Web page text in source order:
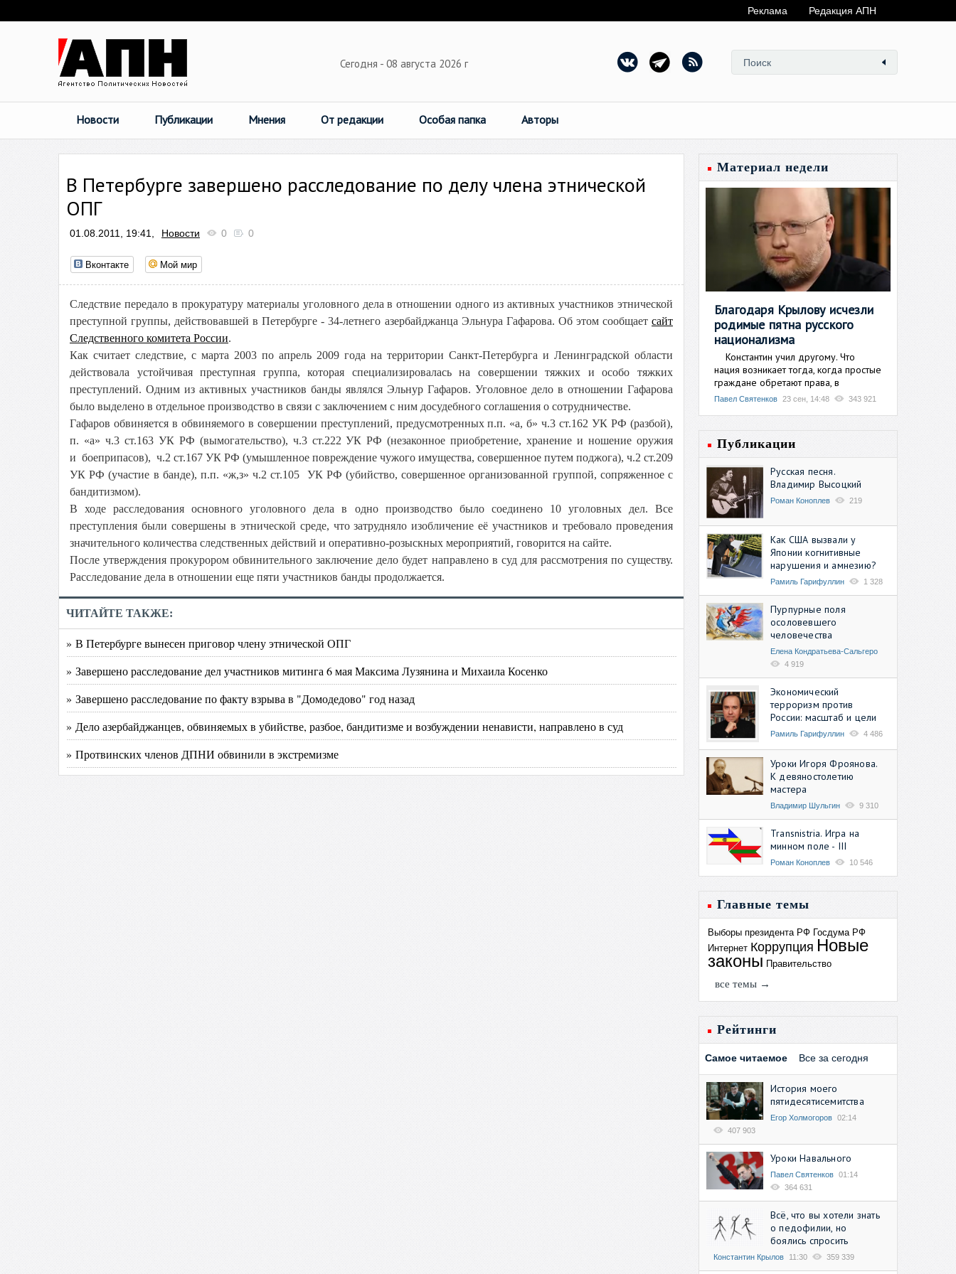
Реклама Редакция АПН
Сегодня - 08 августа 2026 г
Новости Публикации Мнения От редакции Особая папка Авторы
В Петербурге завершено расследование по делу члена этнической
ОПГ
01.08.2011, 19:41, Новости 0 0
Вконтакте Мой мир
Следствие передало в прокуратуру материалы уголовного дела в отношении одного из активных участников этнической
преступной группы, действовавшей в Петербурге - 34-летнего азербайджанца Эльнура Гафарова. Об этом сообщает сайт
Следственного комитета России.
Как считает следствие, с марта 2003 по апрель 2009 года на территории Санкт-Петербурга и Ленинградской области
действовала устойчивая преступная группа, которая специализировалась на совершении тяжких и особо тяжких
преступлений. Одним из активных участников банды являлся Эльнур Гафаров. Уголовное дело в отношении Гафарова
было выделено в отдельное производство в связи с заключением с ним досудебного соглашения о сотрудничестве.
Гафаров обвиняется в обвиняемого в совершении преступлений, предусмотренных п.п. «а, б» ч.3 ст.162 УК РФ (разбой),
п. «а» ч.3 ст.163 УК РФ (вымогательство), ч.3 ст.222 УК РФ (незаконное приобретение, хранение и ношение оружия
и боеприпасов), ч.2 ст.167 УК РФ (умышленное повреждение чужого имущества, совершенное путем поджога), ч.2 ст.209
УК РФ (участие в банде), п.п. «ж,з» ч.2 ст.105 УК РФ (убийство, совершенное организованной группой, сопряженное с
бандитизмом).
В ходе расследования основного уголовного дела в одно производство было соединено 10 уголовных дел. Все
преступления были совершены в этнической среде, что затрудняло изобличение её участников и требовало проведения
значительного количества следственных действий и оперативно-розыскных мероприятий, говорится на сайте.
После утверждения прокурором обвинительного заключение дело будет направлено в суд для рассмотрения по существу.
Расследование дела в отношении еще пяти участников банды продолжается.
ЧИТАЙТЕ ТАКЖЕ:
» В Петербурге вынесен приговор члену этнической ОПГ
» Завершено расследование дел участников митинга 6 мая Максима Лузянина и Михаила Косенко
» Завершено расследование по факту взрыва в "Домодедово" год назад
» Дело азербайджанцев, обвиняемых в убийстве, разбое, бандитизме и возбуждении ненависти, направлено в суд
» Протвинских членов ДПНИ обвинили в экстремизме
Материал недели
Благодаря Крылову исчезли
родимые пятна русского
национализма
Константин учил другому. Что
нация возникает тогда, когда простые
граждане обретают права, в
Павел Святенков 23 сен, 14:48 343 921
Публикации
Русская песня.
Владимир Высоцкий
Роман Коноплев 219
Как США вызвали у
Японии когнитивные
нарушения и амнезию?
Рамиль Гарифуллин 1 328
Пурпурные поля
осоловевшего
человечества
Елена Кондратьева-Сальгеро
4 919
Экономический
терроризм против
России: масштаб и цели
Рамиль Гарифуллин 4 486
Уроки Игоря Фроянова.
К девяностолетию
мастера
Владимир Шульгин 9 310
Transnistria. Игра на
минном поле - III
Роман Коноплев 10 546
Главные темы
Выборы президента РФ Госдума РФ
Интернет Коррупция Новые
законы Правительство
все темы →
Рейтинги
Самое читаемое Все за сегодня
История моего
пятидесятисемитства
Егор Холмогоров 02:14
407 903
Уроки Навального
Павел Святенков 01:14
364 631
Всё, что вы хотели знать
о педофилии, но
боялись спросить
Константин Крылов 11:30 359 339